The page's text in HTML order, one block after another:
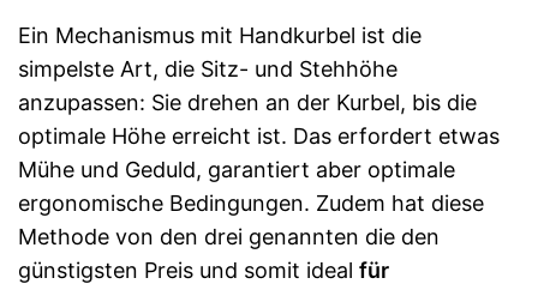
Ein Mechanismus mit Handkurbel ist die
simpelste Art, die Sitz- und Stehhöhe
anzupassen: Sie drehen an der Kurbel, bis die
optimale Höhe erreicht ist. Das erfordert etwas
Mühe und Geduld, garantiert aber optimale
ergonomische Bedingungen. Zudem hat diese
Methode von den drei genannten die den
günstigsten Preis und somit ideal für